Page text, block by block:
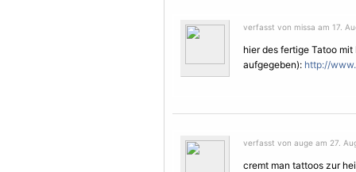
verfasst von missa am 17.
hier des fertige Tatoo mit
aufgegeben): http://
verfasst von auge am 27.
cremt man tattoos zur